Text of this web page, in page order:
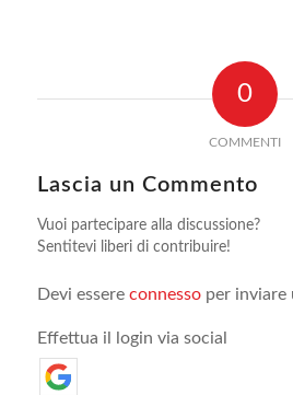
0
COMMENTI
Lascia un Commento
Vuoi partecipare alla discussione?
Sentitevi liberi di contribuire!
Devi essere connessoper inviare
Effettua il login via social